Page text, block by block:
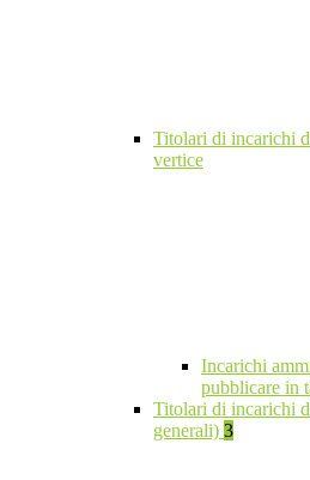
Titolari di incarichi
vertice
Incarichi
pubblicare in
Titolari di incarichi
generali) 3